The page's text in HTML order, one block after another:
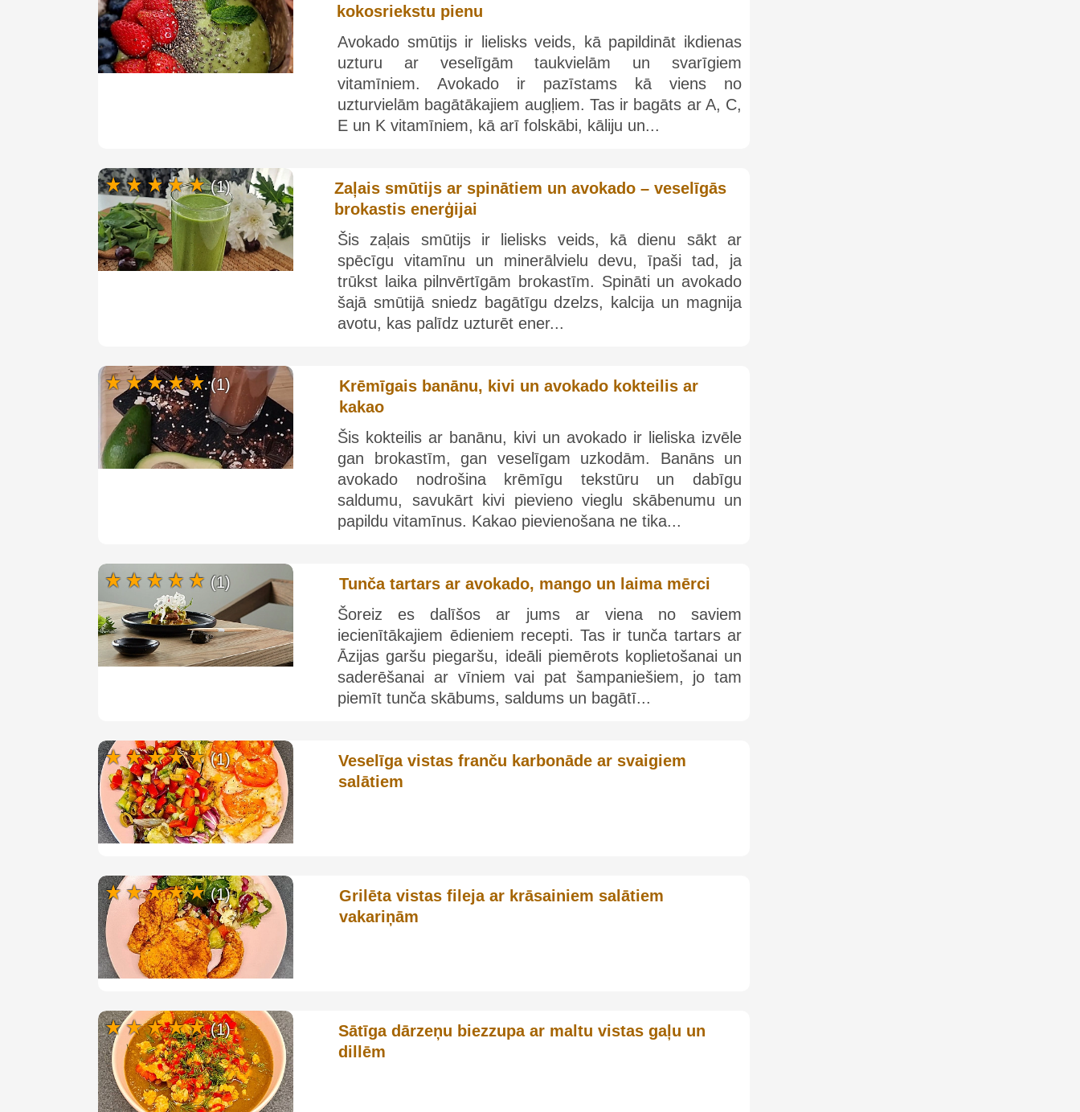
kokosriekstu pienu
Avokado smūtijs ir lielisks veids, kā papildināt ikdienas
uzturu ar veselīgām taukvielām un svarīgiem
vitamīniem. Avokado ir pazīstams kā viens no
uzturvielām bagātākajiem augļiem. Tas ir bagāts ar A, C,
E un K vitamīniem, kā arī folskābi, kāliju un...
Zaļais smūtijs ar spinātiem un avokado – veselīgās
brokastis enerģijai
Šis zaļais smūtijs ir lielisks veids, kā dienu sākt ar
spēcīgu vitamīnu un minerālvielu devu, īpaši tad, ja
trūkst laika pilnvērtīgām brokastīm. Spināti un avokado
šajā smūtijā sniedz bagātīgu dzelzs, kalcija un magnija
avotu, kas palīdz uzturēt ener...
(1)
Krēmīgais banānu, kivi un avokado kokteilis ar
kakao
Šis kokteilis ar banānu, kivi un avokado ir lieliska izvēle
gan brokastīm, gan veselīgam uzkodām. Banāns un
avokado nodrošina krēmīgu tekstūru un dabīgu
saldumu, savukārt kivi pievieno vieglu skābenumu un
papildu vitamīnus. Kakao pievienošana ne tika...
(1)
Tunča tartars ar avokado, mango un laima mērci
Šoreiz es dalīšos ar jums ar viena no saviem
iecienītākajiem ēdieniem recepti. Tas ir tunča tartars ar
Āzijas garšu piegaršu, ideāli piemērots koplietošanai un
saderēšanai ar vīniem vai pat šampaniešiem, jo tam
piemīt tunča skābums, saldums un bagātī...
(1)
Veselīga vistas franču karbonāde ar svaigiem
salātiem
(1)
Grilēta vistas fileja ar krāsainiem salātiem
vakariņām
(1)
Sātīga dārzeņu biezzupa ar maltu vistas gaļu un
dillēm
(1)